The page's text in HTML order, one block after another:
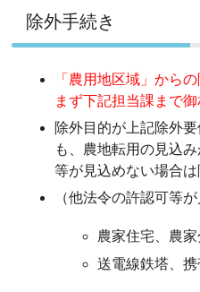
除外手続き
「農用地区域」から
まず下記担当課まで御
除外目的が上記除外
も、農地転用の見込
等が見込めない場合は
（他法令の許認可等
農家住宅、農
送電線鉄塔、